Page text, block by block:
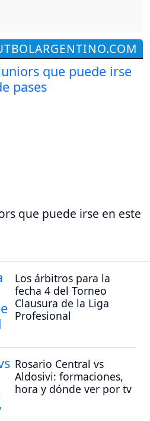
que puede irse en este
Los árbitros para la
fecha 4 del Torneo
Clausura de la Liga
Profesional
Rosario Central vs
Aldosivi: formaciones,
hora y dónde ver por tv